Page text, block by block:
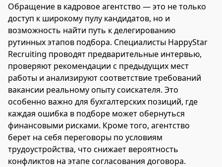
Обращение в кадровое агентство — это не только
доступ к широкому пулу кандидатов, но и
возможность найти путь к делегированию
рутинных этапов подбора. Специалисты HappyStar
Recruiting проводят предварительные интервью,
проверяют рекомендации с предыдущих мест
работы и анализируют соответствие требований
вакансии реальному опыту соискателя. Это
особенно важно для бухгалтерских позиций, где
каждая ошибка в подборе может обернуться
финансовыми рисками. Кроме того, агентство
берет на себя переговоры по условиям
трудоустройства, что снижает вероятность
конфликтов на этапе согласования договора.